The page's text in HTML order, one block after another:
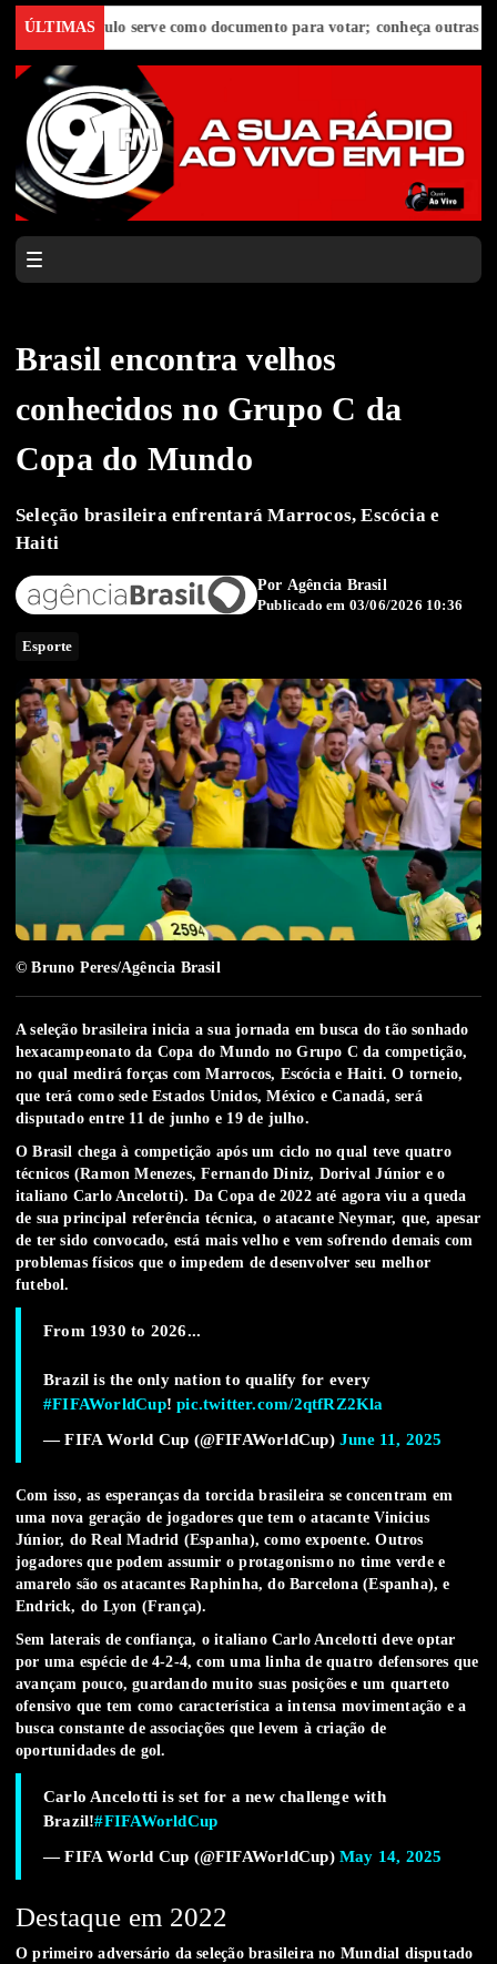
ÚLTIMAS
E-Título serve como documento para votar; conheça outras funções
Brasil encontra velhos
conhecidos no Grupo C da
Copa do Mundo
Seleção brasileira enfrentará Marrocos, Escócia e
Haiti
Por Agência Brasil
Publicado em 03/06/2026 10:36
Esporte
© Bruno Peres/Agência Brasil
A seleção brasileira inicia a sua jornada em busca do tão sonhado
hexacampeonato da Copa do Mundo no Grupo C da competição,
no qual medirá forças com Marrocos, Escócia e Haiti. O torneio,
que terá como sede Estados Unidos, México e Canadá, será
disputado entre 11 de junho e 19 de julho.
O Brasil chega à competição após um ciclo no qual teve quatro
técnicos (Ramon Menezes, Fernando Diniz, Dorival Júnior e o
italiano Carlo Ancelotti). Da Copa de 2022 até agora viu a queda
de sua principal referência técnica, o atacante Neymar, que, apesar
de ter sido convocado, está mais velho e vem sofrendo demais com
problemas físicos que o impedem de desenvolver seu melhor
futebol.
From 1930 to 2026...
Brazil is the only nation to qualify for every
#FIFAWorldCup!pic.twitter.com/2qtfRZ2Kla
— FIFA World Cup (@FIFAWorldCup) June 11, 2025
Com isso, as esperanças da torcida brasileira se concentram em
uma nova geração de jogadores que tem o atacante Vinicius
Júnior, do Real Madrid (Espanha), como expoente. Outros
jogadores que podem assumir o protagonismo no time verde e
amarelo são os atacantes Raphinha, do Barcelona (Espanha), e
Endrick, do Lyon (França).
Sem laterais de confiança, o italiano Carlo Ancelotti deve optar
por uma espécie de 4-2-4, com uma linha de quatro defensores que
avançam pouco, guardando muito suas posições e um quarteto
ofensivo que tem como característica a intensa movimentação e a
busca constante de associações que levem à criação de
oportunidades de gol.
Carlo Ancelotti is set for a new challenge with
Brazil!#FIFAWorldCup
— FIFA World Cup (@FIFAWorldCup) May 14, 2025
Destaque em 2022
O primeiro adversário da seleção brasileira no Mundial disputado